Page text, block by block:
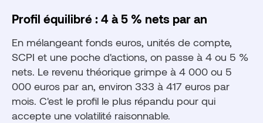
Profil équilibré : 4 à 5 % nets par an
En mélangeant fonds euros, unités de compte,
SCPI et une poche d'actions, on passe à 4 ou 5 %
nets. Le revenu théorique grimpe à 4 000 ou 5
000 euros par an, environ 333 à 417 euros par
mois. C'est le profil le plus répandu pour qui
accepte une volatilité raisonnable.